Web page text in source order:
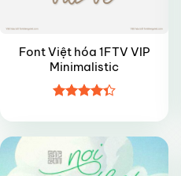
Font Việt hóa 1FTV VIP
Minimalistic
hạng4.35